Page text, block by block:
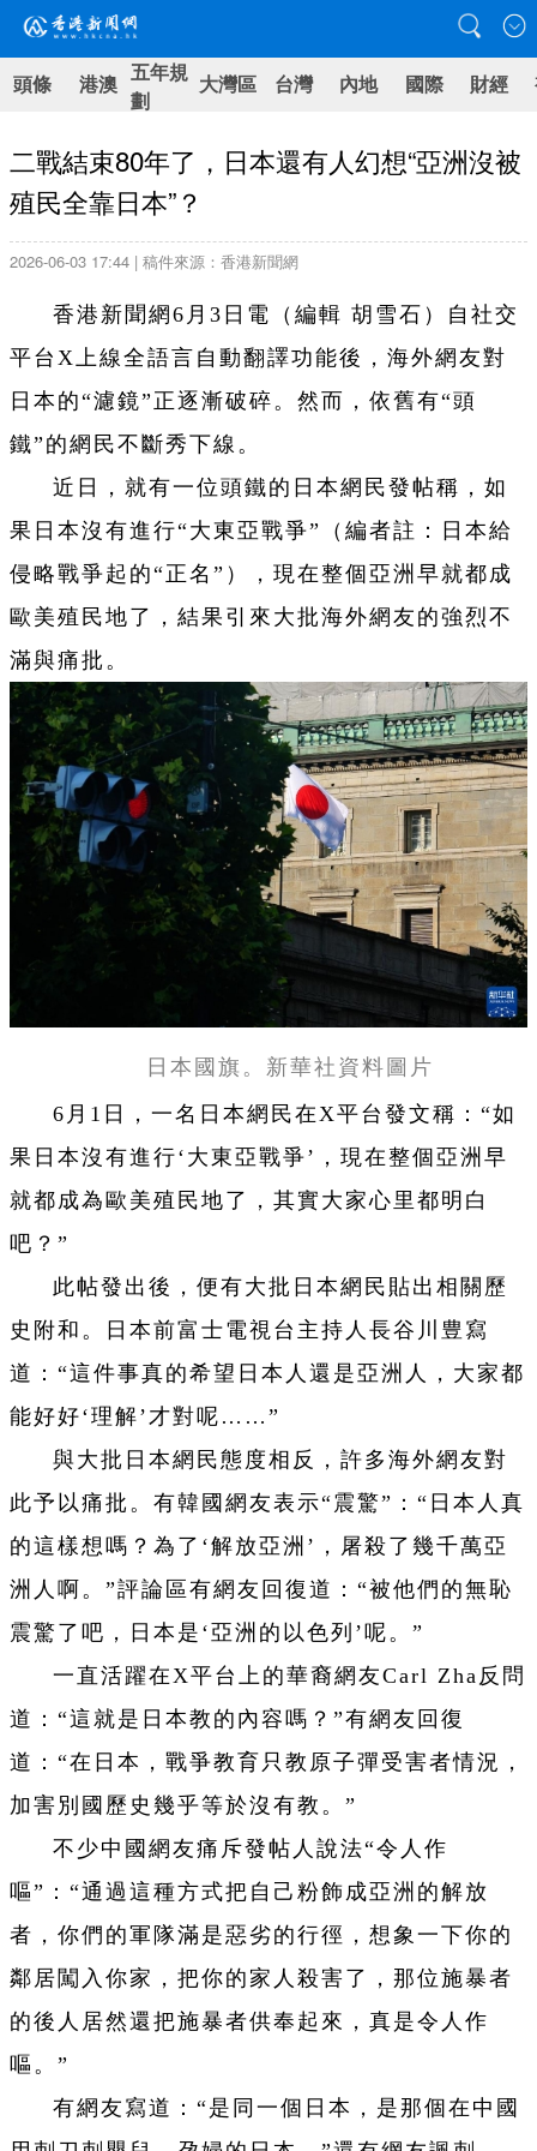
頭條 港澳 五年規
劃
大灣區 台灣 內地 國際 財經
二戰結束80年了，日本還有人幻想“亞洲沒被
殖民全靠日本”？
2026-06-03 17:44 | 稿件來源：香港新聞網
香港新聞網6月3日電（編輯 胡雪石）自社交
平台X上線全語言自動翻譯功能後，海外網友對
日本的“濾鏡”正逐漸破碎。然而，依舊有“頭
鐵”的網民不斷秀下線。
近日，就有一位頭鐵的日本網民發帖稱，如
果日本沒有進行“大東亞戰爭”（編者註：日本給
侵略戰爭起的“正名”），現在整個亞洲早就都成
歐美殖民地了，結果引來大批海外網友的強烈不
滿與痛批。
日本國旗。新華社資料圖片
6月1日，一名日本網民在X平台發文稱：“如
果日本沒有進行‘大東亞戰爭’，現在整個亞洲早
就都成為歐美殖民地了，其實大家心里都明白
吧？”
此帖發出後，便有大批日本網民貼出相關歷
史附和。日本前富士電視台主持人長谷川豊寫
道：“這件事真的希望日本人還是亞洲人，大家都
能好好‘理解’才對呢……”
與大批日本網民態度相反，許多海外網友對
此予以痛批。有韓國網友表示“震驚”：“日本人真
的這樣想嗎？為了‘解放亞洲’，屠殺了幾千萬亞
洲人啊。”評論區有網友回復道：“被他們的無恥
震驚了吧，日本是‘亞洲的以色列’呢。”
一直活躍在X平台上的華裔網友Carl Zha反問
道：“這就是日本教的內容嗎？”有網友回復
道：“在日本，戰爭教育只教原子彈受害者情況，
加害別國歷史幾乎等於沒有教。”
不少中國網友痛斥發帖人說法“令人作
嘔”：“通過這種方式把自己粉飾成亞洲的解放
者，你們的軍隊滿是惡劣的行徑，想象一下你的
鄰居闖入你家，把你的家人殺害了，那位施暴者
的後人居然還把施暴者供奉起來，真是令人作
嘔。”
有網友寫道：“是同一個日本，是那個在中國